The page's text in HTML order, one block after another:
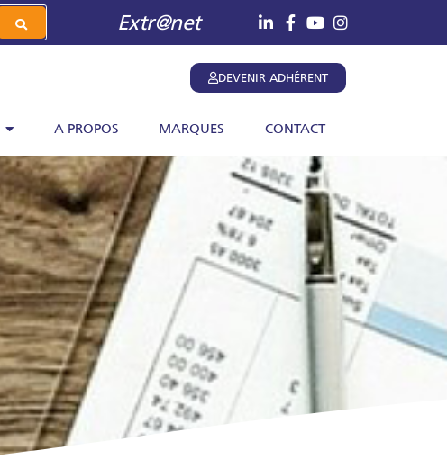
Extr@net
DEVENIR ADHÉRENT
A PROPOS MARQUES CONTACT